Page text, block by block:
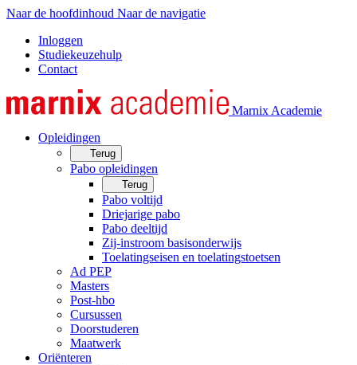
Naar de hoofdinhoud Naar de navigatie
Inloggen
Studiekeuzehulp
Contact
Marnix Academie
Opleidingen
Terug
Pabo opleidingen
Terug
Pabo voltijd
Driejarige pabo
Pabo deeltijd
Zij-instroom basisonderwijs
Toelatingseisen en toelatingstoetsen
Ad PEP
Masters
Post-hbo
Cursussen
Doorstuderen
Maatwerk
Oriënteren